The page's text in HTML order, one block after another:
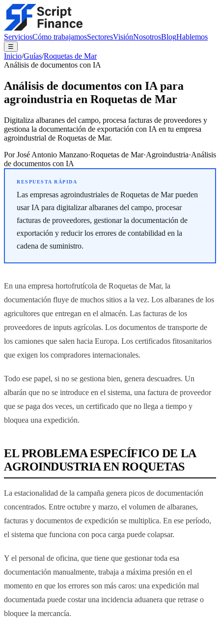
ServiciosCómo trabajamosSectoresVisiónNosotrosBlogHablemos
☰
Inicio/Guías/Roquetas de Mar
Análisis de documentos con IA
Análisis de documentos con IA para
agroindustria en Roquetas de Mar
Digitaliza albaranes del campo, procesa facturas de proveedores y
gestiona la documentación de exportación con IA en tu empresa
agroindustrial de Roquetas de Mar.
PorJosé Antonio Manzano·Roquetas de Mar·Agroindustria·Análisis
de documentos con IA
Las empresas agroindustriales de Roquetas de Mar pueden
usar IA para digitalizar albaranes del campo, procesar
facturas de proveedores, gestionar la documentación de
exportación y reducir los errores de contabilidad en la
cadena de suministro.
En una empresa hortofrutícola de Roquetas de Mar, la
documentación fluye de muchos sitios a la vez. Los albaranes de los
agricultores que entregan en el almacén. Las facturas de los
proveedores de inputs agrícolas. Los documentos de transporte de
los camiones que salen hacia Europa. Los certificados fitosanitarios
que exigen los compradores internacionales.
Todo ese papel, si no se gestiona bien, genera descuadres. Un
albarán que no se introduce en el sistema, una factura de proveedor
que se paga dos veces, un certificado que no llega a tiempo y
bloquea una expedición.
EL PROBLEMA ESPECÍFICO DE LA
AGROINDUSTRIA EN ROQUETAS
La estacionalidad de la campaña genera picos de documentación
concentrados. Entre octubre y marzo, el volumen de albaranes,
facturas y documentos de expedición se multiplica. En ese período,
el sistema que funciona con poca carga puede colapsar.
Y el personal de oficina, que tiene que gestionar toda esa
documentación manualmente, trabaja a máxima presión en el
momento en que los errores son más caros: una expedición mal
documentada puede costar una incidencia aduanera que retrase o
bloquee la mercancía.